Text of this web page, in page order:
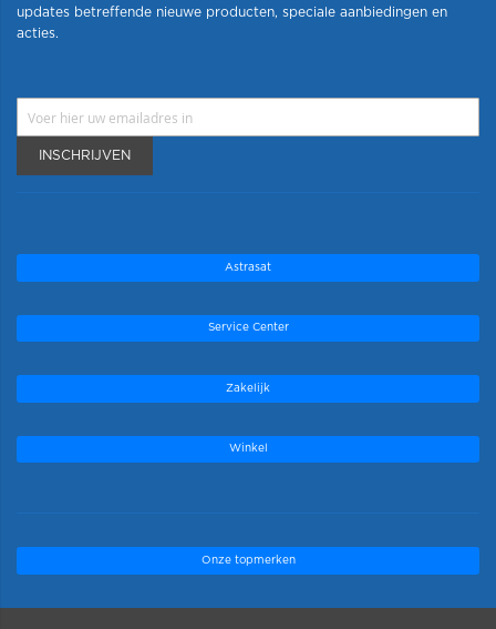
updates betreffende nieuwe producten, speciale aanbiedingen en
acties.
INSCHRIJVEN
Astrasat
Service Center
Zakelijk
Winkel
Onze topmerken